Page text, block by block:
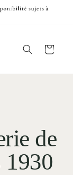
sujets à
Panier
de
1930